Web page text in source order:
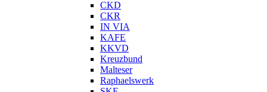
CKD
CKR
IN VIA
KAFE
KKVD
Kreuzbund
Malteser
Raphaelswerk